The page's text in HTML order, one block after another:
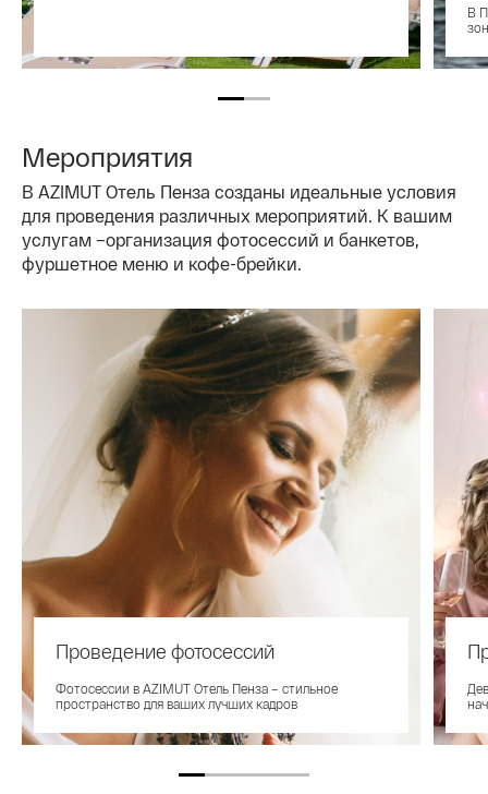
В
Мероприятия
В AZIMUT Отель Пенза созданы идеальные условия
для проведения различных мероприятий. К вашим
услугам –организация фотосессий и банкетов,
фуршетное меню и кофе-брейки.
Проведение фотосессий
Фотосессии в AZIMUT Отель Пенза – стильное
пространство для ваших лучших кадров